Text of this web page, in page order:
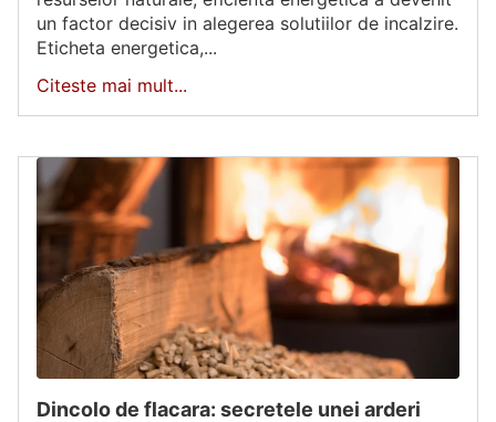
un factor decisiv in alegerea solutiilor de incalzire.
Eticheta energetica,...
Citeste mai mult...
Dincolo de flacara: secretele unei arderi